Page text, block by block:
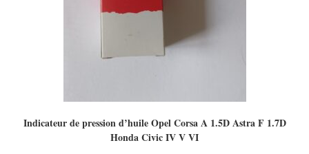
Indicateur de pression d’huile Opel Corsa A 1.5D Astra F 1.7D
Honda Civic IV V VI